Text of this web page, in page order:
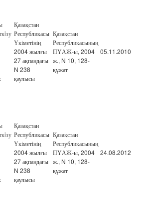
Қазақстан
Республикасы
Үкіметінің
2004 жылғы
27 ақпандағы
N 238
қаулысы
Қазақстан
Республикасының
ПҮАЖ-ы, 2004
ж., N 10, 128-
құжат
05.11.2010
Қазақстан
Республикасы
Үкіметінің
2004 жылғы
27 ақпандағы
N 238
қаулысы
Қазақстан
Республикасының
ПҮАЖ-ы, 2004
ж., N 10, 128-
құжат
24.08.2012